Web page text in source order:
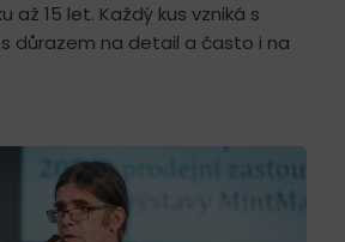
až 15 let. Každý kus vzniká s
s důrazem na detail a často i na